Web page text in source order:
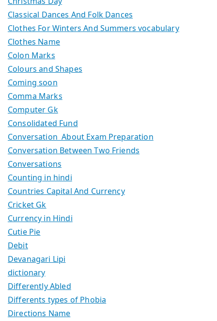
Classical Dances And Folk Dances
Clothes For Winters And Summers vocabulary
Clothes Name
Colon Marks
Colours and Shapes
Coming soon
Comma Marks
Computer Gk
Consolidated Fund
Conversation About Exam Preparation
Conversation Between Two Friends
Conversations
Counting in hindi
Countries Capital And Currency
Cricket Gk
Currency in Hindi
Cutie Pie
Debit
Devanagari Lipi
dictionary
Differently Abled
Differents types of Phobia
Directions Name